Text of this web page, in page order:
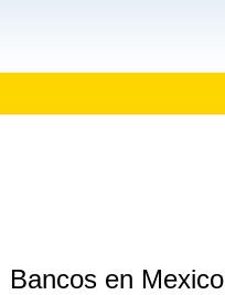
Bancos en Mexico